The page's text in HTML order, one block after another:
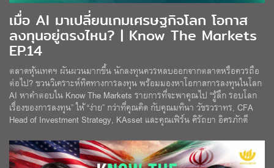
เมื่อ AI มาเปลี่ยนเกมเศรษฐกิจโลก โอกาส
ลงทุนอยู่ตรงไหน? | Know The Markets
EP.14
ตลาดหุ้นเทคฯ ผันผวนมากขึ้น นักลงทุนควรหลบออกจากตลาดหรือควรถือ
ต่อไป? ชวนวิเคราะห์ทิศทางการลงทุน พร้อมมองหาโอกาสการลงทุนในโลก
AI หาคำตอบใน Know The Markets รายการที่จะพาคุณไป “รู้ลึก รอบโลก
เรื่องของการลงทุน” ให้ “ง่าย” กว่าที่คุณคิด กับคุณมทินา วัชรวราทร, CFA
Head of Investment Strategy, KAsset และคุณเฟิร์น ศิรัถยา อิศรภักดี